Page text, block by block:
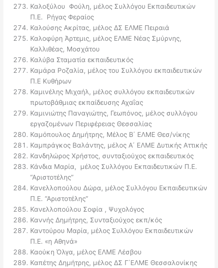
Καλοξύλου Φούλη, μέλος Συλλόγου Εκπαιδευτικών
Π.Ε. Ρήγας Φεραίος
Καλούσης Ακρίτας, μέλος ΔΣ ΕΛΜΕ Πειραιά
Καλοφύρη Άρτεμις, μέλος ΕΛΜΕ Νέας Σμύρνης,
Καλλιθέας, Μοσχάτου
Καλύβα Σταματία εκπαιδευτικός
Καμάρα Ροζαλία, μέλος του Συλλόγου εκπαιδευτικών
Π.Ε Κυθήρων
Καμινέλης Μιχαήλ, μέλος συλλόγου εκπαιδευτικών
πρωτοβάθμιας εκπαίδευσης Αχαΐας
Καμινιώτης Παναγιώτης, Γεωπόνος, μέλος συλλόγου
εργαζομένων Περιφέρειας Θεσσαλίας
Καμόπουλος Δημήτρης, Μέλος Β΄ ΕΛΜΕ Θεσ/νίκης
Καμπράγκος Βαλάντης, μέλος Α΄ ΕΛΜΕ Δυτικής Αττικής
Κανδηλώρος Χρήστος, συνταξιούχος εκπαιδευτικός
Κάνδια Μαρία, μέλος Συλλόγου Εκπαιδευτικών Π.Ε.
“Αριστοτέλης”
Κανελλοπούλου Δώρα, μέλος Συλλόγου Εκπαιδευτικών
Π.Ε. “Αριστοτέλης”
Κανελλοπούλου Σοφία , Ψυχολόγος
Καννής Δημήτρης, Συνταξιούχος εκπ/κός
Καντούρου Μαρία, μέλος Συλλόγου Εκπαιδευτικών
Π.Ε. «η Αθηνά»
Καούκη Όλγα, μέλος ΕΛΜΕ Λέσβου
Καπέτης Δημήτρης, μέλος ΔΣ Γ΄ΕΛΜΕ Θεσσαλονίκης